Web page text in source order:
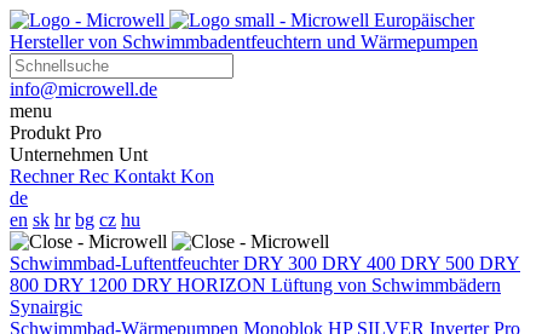
Europäischer
Hersteller von Schwimmbadentfeuchtern und Wärmepumpen
info@microwell.de
menu
Produkt Pro
Unternehmen Unt
Rechner Rec Kontakt Kon
de
en sk hr bg cz hu
Schwimmbad-LuftentfeuchterDRY 300 DRY 400 DRY 500 DRY
800 DRY 1200 DRY HORIZON Lüftung von Schwimmbädern
Synairgic
Schwimmbad-Wärmepumpen Monoblok HP SILVER Inverter Pro